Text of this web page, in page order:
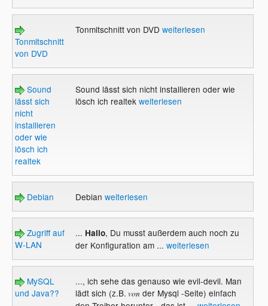
Tonmitschnitt
von DVD
Tonmitschnitt von DVD weiterlesen
Sound
lässt sich
nicht
installieren
oder wie
lösch ich
realtek
Sound lässt sich nicht installieren oder wie
lösch ich realtek weiterlesen
Debian Debian weiterlesen
Zugriff auf
W-LAN
... Hallo, Du musst außerdem auch noch zu
der Konfiguration am ... weiterlesen
MySQL
und Java??
..., ich sehe das genauso wie evil-devil. Man
lädt sich (z.B. vonder Mysql -Seite) einfach